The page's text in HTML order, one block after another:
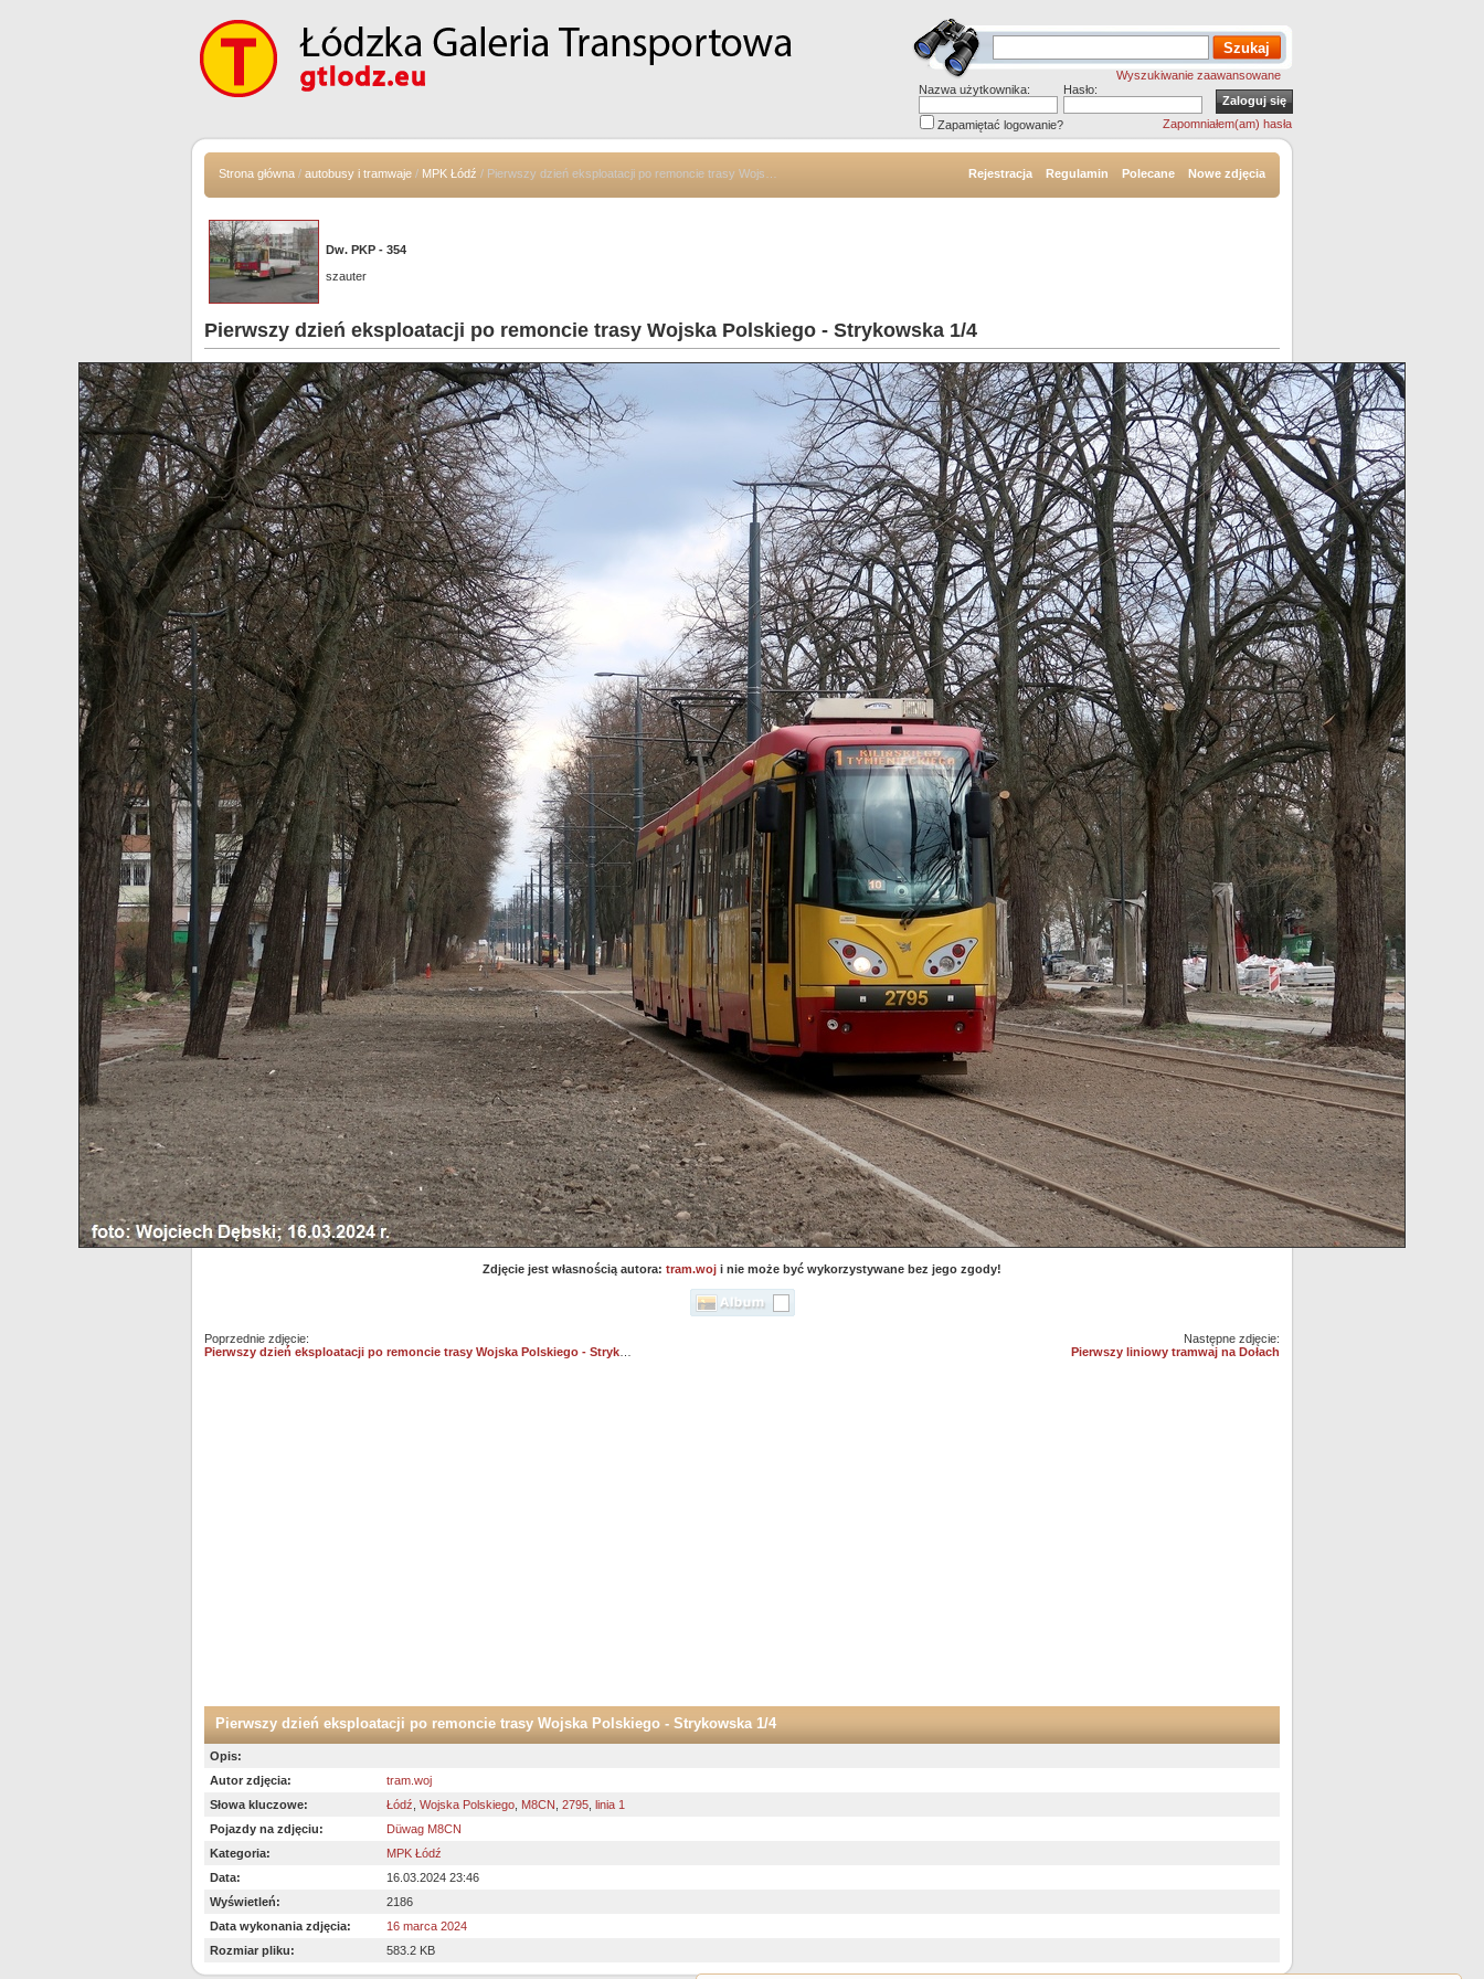
Wyszukiwanie zaawansowane
Nazwa użytkownika:
Hasło:
Zapamiętać logowanie? Zapomniałem(am) hasła
Strona główna / autobusy i tramwaje / MPK Łódź / Pierwszy dzień eksploatacji po remoncie trasy Wojska Polskiego - Strykowska 1/4 Rejestracja Regulamin Polecane Nowe zdjęcia
Dw. PKP - 354
szauter
Pierwszy dzień eksploatacji po remoncie trasy Wojska Polskiego - Strykowska 1/4
Zdjęcie jest własnością autora: tram.woj i nie może być wykorzystywane bez jego zgody!
Poprzednie zdjęcie:
Pierwszy dzień eksploatacji po remoncie trasy Wojska Polskiego - Strykowska 2/4
Następne zdjęcie:
Pierwszy liniowy tramwaj na Dołach
Pierwszy dzień eksploatacji po remoncie trasy Wojska Polskiego - Strykowska 1/4
Opis:
Autor zdjęcia:
tram.woj
Słowa kluczowe:
Łódź Wojska Polskiego M8CN 2795 linia 1
Pojazdy na zdjęciu:
Düwag M8CN
Kategoria:
MPK Łódź
Data:
16.03.2024 23:46
Wyświetleń:
2186
Data wykonania zdjęcia:
16 marca 2024
Rozmiar pliku:
583.2 KB